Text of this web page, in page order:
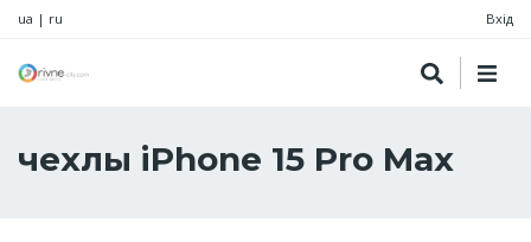
ua | ru Вхід
чехлы iPhone 15 Pro Max